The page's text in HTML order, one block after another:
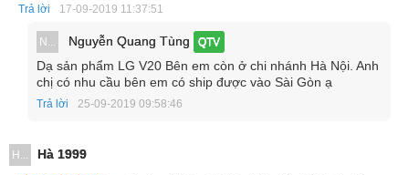
Trả lời 17-09-2019 11:37:51
N... Nguyễn Quang Tùng QTV
Dạ sản phẩm LG V20 Bên em còn ở chi nhánh Hà Nội. Anh
chị có nhu cầu bên em có ship được vào Sài Gòn ạ
Trả lời 25-09-2019 09:58:46
H... Hà 1999